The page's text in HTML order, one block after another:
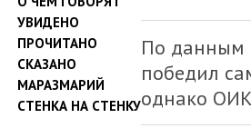
УВИДЕНО
ПРОЧИТАНО
СКАЗАНО
МАРАЗМАРИЙ
СТЕНКА НА СТЕНКУ
По данным
победил
однако